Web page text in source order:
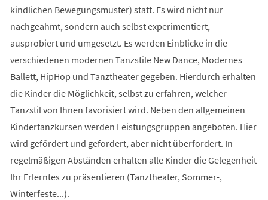
kindlichen Bewegungsmuster) statt. Es wird nicht nur
nachgeahmt, sondern auch selbst experimentiert,
ausprobiert und umgesetzt. Es werden Einblicke in die
verschiedenen modernen Tanzstile New Dance, Modernes
Ballett, HipHop und Tanztheater gegeben. Hierdurch erhalten
die Kinder die Möglichkeit, selbst zu erfahren, welcher
Tanzstil von Ihnen favorisiert wird. Neben den allgemeinen
Kindertanzkursen werden Leistungsgruppen angeboten. Hier
wird gefördert und gefordert, aber nicht überfordert. In
regelmäßigen Abständen erhalten alle Kinder die Gelegenheit
Ihr Erlerntes zu präsentieren (Tanztheater, Sommer-,
Winterfeste...).